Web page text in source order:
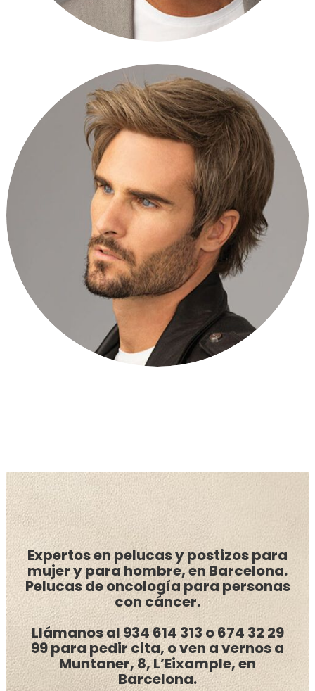
Expertos en pelucas y postizos para
mujer y para hombre, en Barcelona.
Pelucas de oncología para personas
con cáncer.
Llámanos al934 614 313 o674 32 29
99para pedir cita, o ven a vernos a
Muntaner, 8, L’Eixample, en
Barcelona.